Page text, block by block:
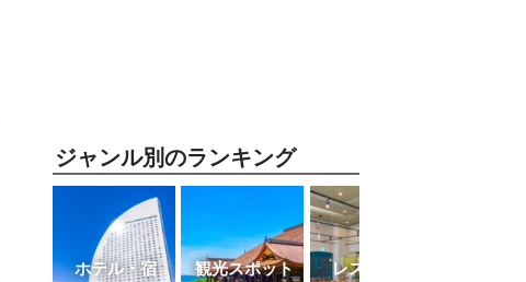
ジャンル別のランキング
ホテル・宿 観光スポット レストラン